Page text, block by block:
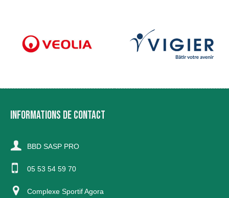
INFORMATIONS DE CONTACT
BBD SASP PRO
05 53 54 59 70
Complexe Sportif Agora